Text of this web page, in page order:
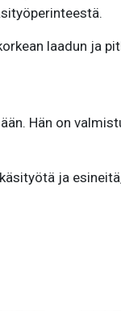
laadun ja
Hän on
ja